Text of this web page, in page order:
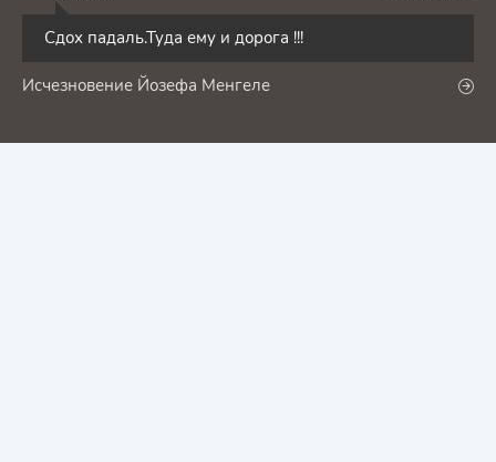
Сдох падаль.Туда ему и дорога !!!
Исчезновение Йозефа Менгеле